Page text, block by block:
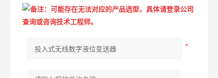
备注：可能存在无法对应的产品选型，具体请登录公司
查询或咨询技术工程师。